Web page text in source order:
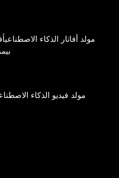
مولد أفاتار الذكاء الاصطناعي
بي
مولد فيديو الذكاء